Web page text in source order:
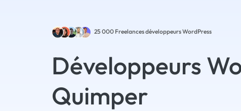
25 000 Freelances développeurs WordPress
Développeurs
Quimper